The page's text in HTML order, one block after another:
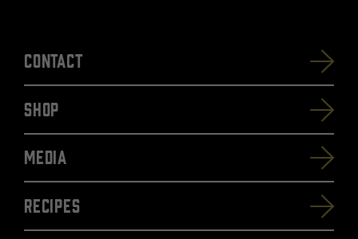
Contact
SHOP
Media
Recipes